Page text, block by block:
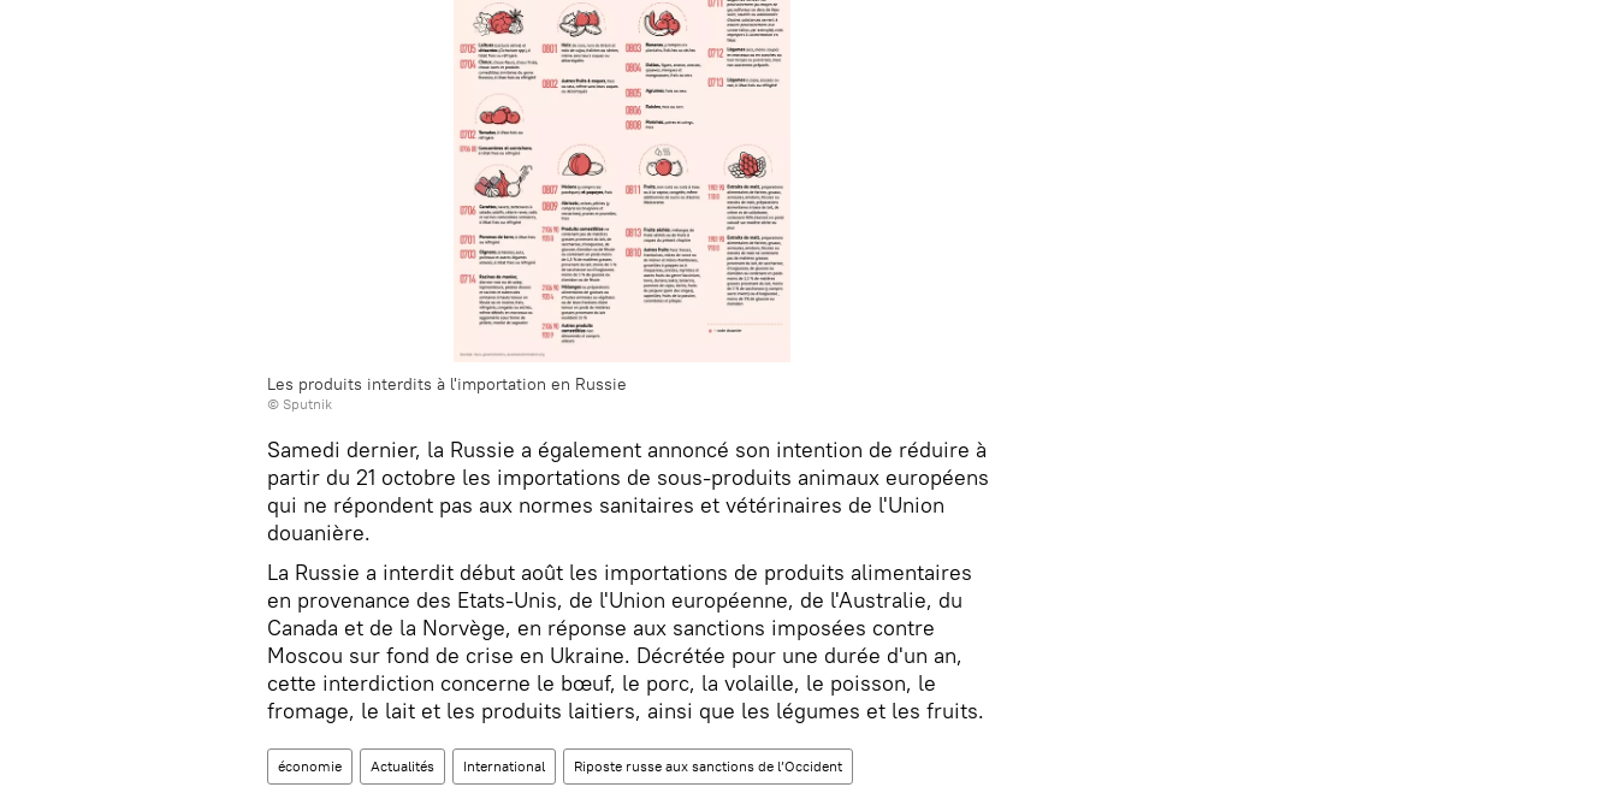
Les produits interdits à l'importation en Russie
© Sputnik
Samedi dernier, la Russie a également annoncé son intention de réduire à
partir du 21 octobre les importations de sous-produits animaux européens
qui ne répondent pas aux normes sanitaires et vétérinaires de l'Union
douanière.
La Russie a interdit début août les importations de produits alimentaires
en provenance des Etats-Unis, de l'Union européenne, de l'Australie, du
Canada et de la Norvège, en réponse aux sanctions imposées contre
Moscou sur fond de crise en Ukraine. Décrétée pour une durée d'un an,
cette interdiction concerne le bœuf, le porc, la volaille, le poisson, le
fromage, le lait et les produits laitiers, ainsi que les légumes et les fruits.
économie Actualités International Riposte russe aux sanctions de l’Occident